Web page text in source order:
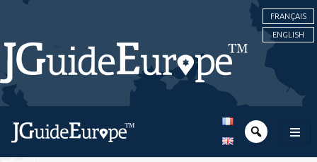
FRANÇAIS
ENGLISH